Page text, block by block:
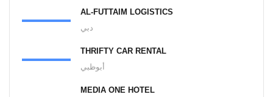
AL-FUTTAIM LOGISTICS
دبي
THRIFTY CAR RENTAL
أبوظبي
MEDIA ONE HOTEL